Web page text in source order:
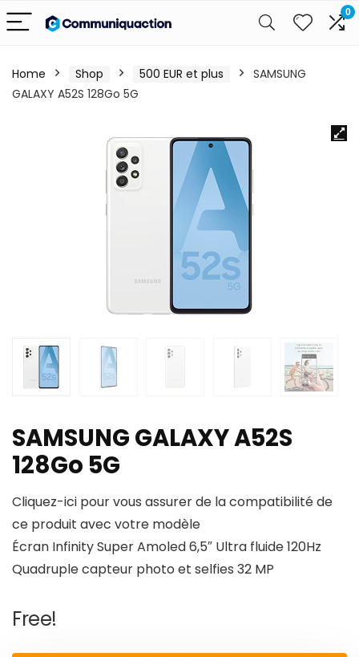
0
Home Shop 500 EUR et plus
SAMSUNG
GALAXY A52S 128Go 5G
SAMSUNG GALAXY A52S
128Go 5G
Cliquez-ici pour vous assurer de la compatibilité de
ce produit avec votre modèle
Écran Infinity Super Amoled 6,5″ Ultra fluide 120Hz
Quadruple capteur photo et selfies 32 MP
Free!